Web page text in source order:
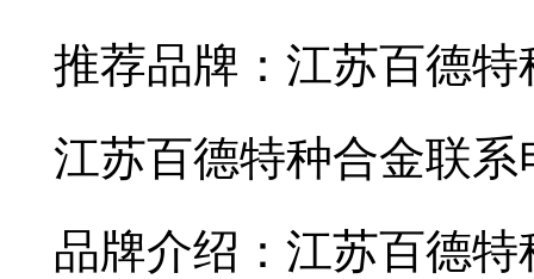
推荐品牌：江苏百德
江苏百德特种合金联系
品牌介绍：江苏百德